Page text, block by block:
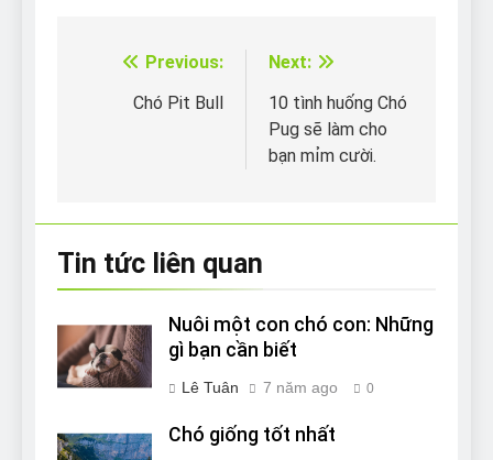
Điều
hướng
Previous:
Chó Pit Bull
Next:
10 tình huống Chó
Pug sẽ làm cho
bạn mỉm cười.
Tin tức liên quan
Nuôi một con chó con: Những
gì bạn cần biết
Lê Tuân 7 năm ago 0
Chó giống tốt nhất